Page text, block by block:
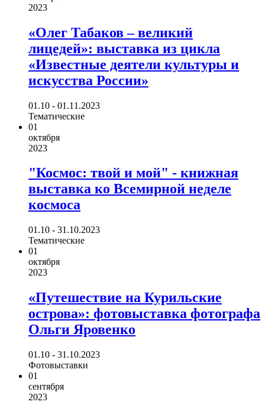
2023
«Олег Табаков – великий
лицедей»: выставка из цикла
«Известные деятели культуры и
искусства России»
01.10 - 01.11.2023
Тематические
01
октября
2023
"Космос: твой и мой" - книжная
выставка ко Всемирной неделе
космоса
01.10 - 31.10.2023
Тематические
01
октября
2023
«Путешествие на Курильские
острова»: фотовыставка фотографа
Ольги Яровенко
01.10 - 31.10.2023
Фотовыставки
01
сентября
2023